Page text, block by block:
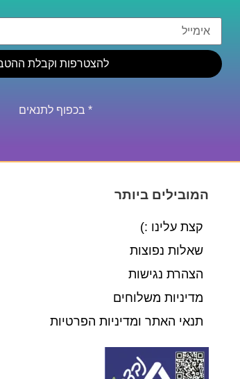
להצטרפות וקבלת
* בכפוף לתנאים
המובילים ביותר
קצת עלינו :)
שאלות נפוצות
הצהרת נגישות
מדיניות משלוחים
תנאי האתר ומדיניות הפרטיות